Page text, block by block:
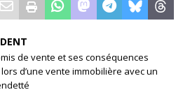
de vente et ses conséquences
d’une vente immobilière avec un